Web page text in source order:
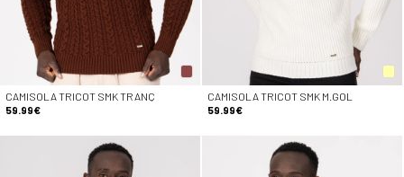
CAMISOLA TRICOT SMK TRANÇ
59.99€
CAMISOLA TRICOT SMK M.GOL
59.99€